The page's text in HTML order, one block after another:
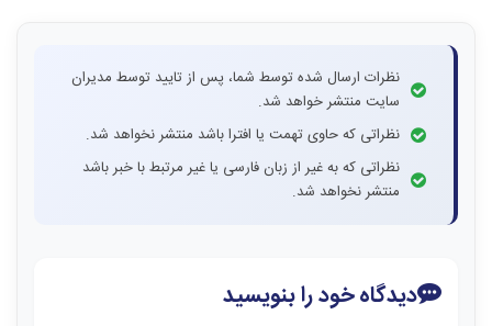
نظرات ارسال شده توسط شما، پس از تایید توسط مدیران
سایت منتشر خواهد شد.
نظراتی که حاوی تهمت یا افترا باشد منتشر نخواهد شد.
نظراتی که به غیر از زبان فارسی یا غیر مرتبط با خبر باشد
منتشر نخواهد شد.
دیدگاه خود را بنویسید